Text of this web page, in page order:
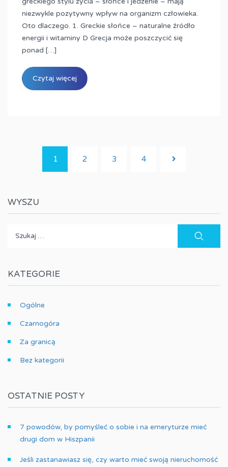
niezwykle pozytywny wpływ na organizm człowieka.
Oto dlaczego. 1. Greckie słońce – naturalne źródło
energii i witaminy D Grecja może poszczycić się
ponad […]
Czytaj więcej
1 2 3 4
WYSZU
Szukaj:
KATEGORIE
Ogólne
Czarnogóra
Za granicą
Bez kategorii
OSTATNIE POSTY
7 powodów, by pomyśleć o sobie i na emeryturze mieć
drugi dom w Hiszpanii
Jeśli zastanawiasz się, czy warto mieć swoją nieruchomość